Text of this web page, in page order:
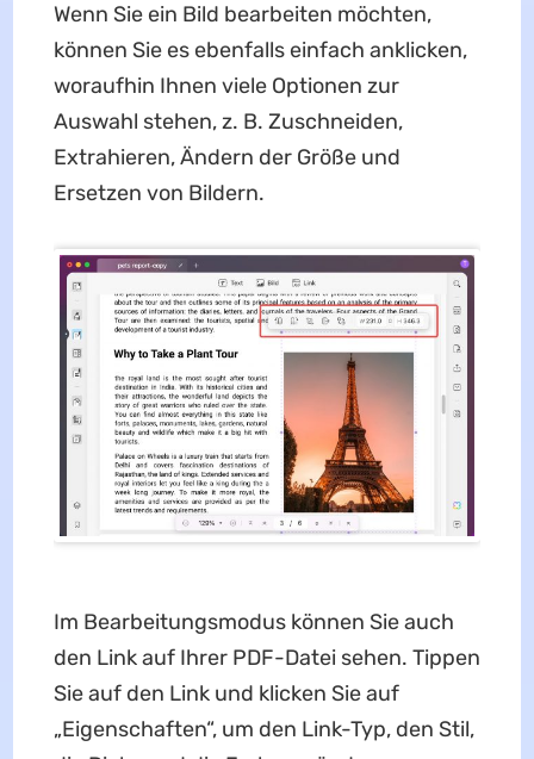
Wenn Sie ein Bild bearbeiten möchten,
können Sie es ebenfalls einfach anklicken,
woraufhin Ihnen viele Optionen zur
Auswahl stehen, z. B. Zuschneiden,
Extrahieren, Ändern der Größe und
Ersetzen von Bildern.
Im Bearbeitungsmodus können Sie auch
den Link auf Ihrer PDF-Datei sehen. Tippen
Sie auf den Link und klicken Sie auf
„Eigenschaften“, um den Link-Typ, den Stil,